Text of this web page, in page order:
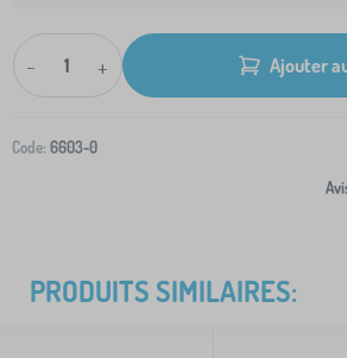
- + Ajouter
Code: 6603-0
PRODUITS SIMILAIRES: